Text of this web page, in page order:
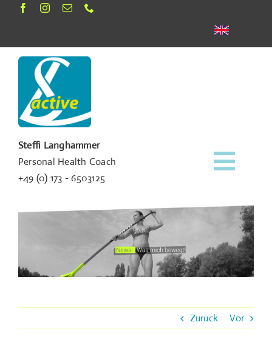
Steffi Langhammer
Personal Health Coach
+49 (0) 173 - 6503125
Termine
News
Angebot
NaturZEIT
Zurück Vor